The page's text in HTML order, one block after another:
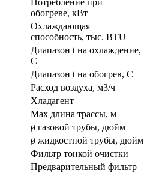
Потребление при
обогреве, кВт
Охлаждающая
способность, тыс. BTU
Диапазон t на охлаждение,
С
Диапазон t на обогрев, С
Расход воздуха, м3/ч
Хладагент
Max длина трассы, м
ø газовой трубы, дюйм
ø жидкостной трубы, дюйм
Фильтр тонкой очистки
Предварительный фильтр